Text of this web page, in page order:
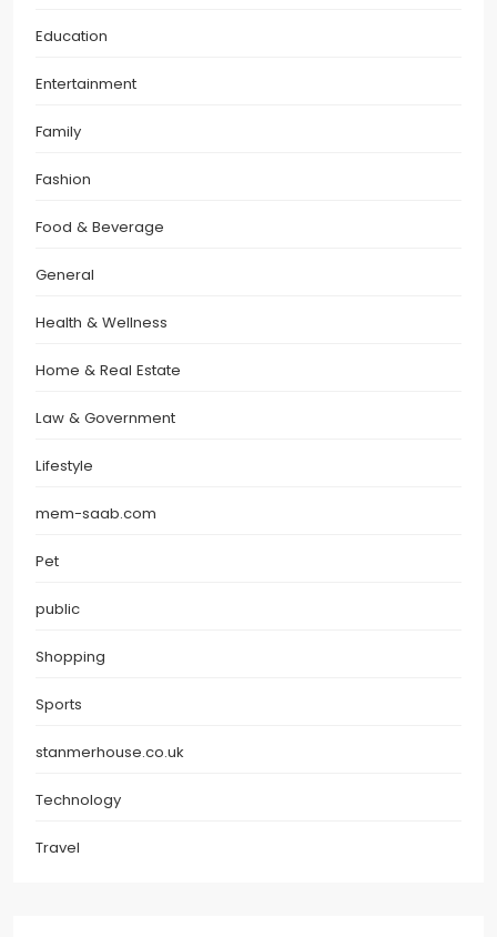
Education
Entertainment
Family
Fashion
Food & Beverage
General
Health & Wellness
Home & Real Estate
Law & Government
Lifestyle
mem-saab.com
Pet
public
Shopping
Sports
stanmerhouse.co.uk
Technology
Travel